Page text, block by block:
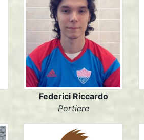
Federici Riccardo
Portiere